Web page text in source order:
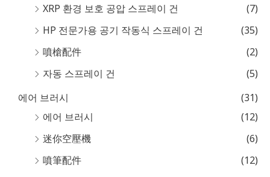
XRP 환경 보호 공압 스프레이 건
(7)
HP 전문가용 공기 작동식 스프레이 건
(35)
噴槍配件
(2)
자동 스프레이 건
(5)
에어 브러시
(31)
에어 브러시
(12)
迷你空壓機
(6)
噴筆配件
(12)